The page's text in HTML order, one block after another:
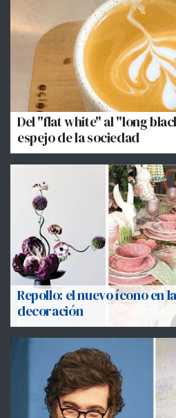
Repollo: el nuevo ícono en
decoración
Del "flat white" al "long
espejo de la sociedad